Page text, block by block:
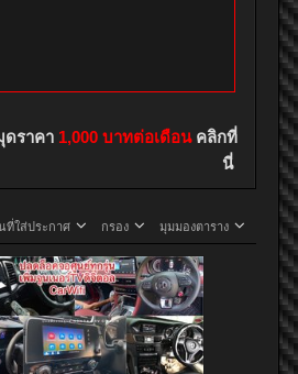
ราคา 1,000 บาทต่อเดือนคลิกที่
นี่
ที่ใส่ประกาศ กรอง มุมมองตาราง